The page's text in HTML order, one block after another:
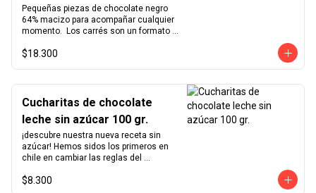
Pequeñas piezas de chocolate negro
64% macizo para acompañar cualquier
momento.  Los carrés son un formato
nuestro exquisito chocolate en
$18.300
Cucharitas de chocolate
leche sin azúcar 100 gr.
¡descubre nuestra nueva receta sin
azúcar! Hemos sidos los primeros en
chile en cambiar las reglas del
nuestra receta para lograr un chocolate
$8.300